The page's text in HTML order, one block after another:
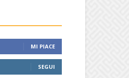
MI PIACE
SEGUI